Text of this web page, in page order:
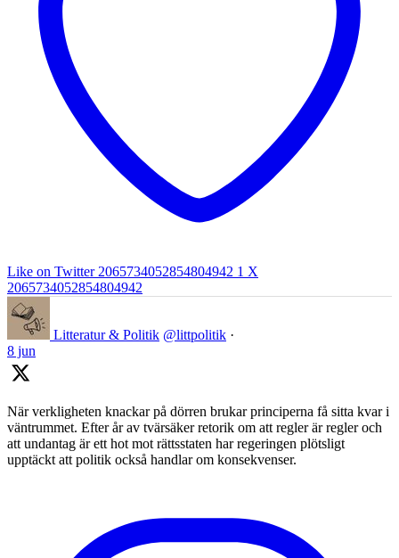
Like on Twitter 2065734052854804942 1 X
2065734052854804942
Litteratur & Politik @littpolitik ·
8 jun
När verkligheten knackar på dörren brukar principerna få sitta kvar i
väntrummet. Efter år av tvärsäker retorik om att regler är regler och
att undantag är ett hot mot rättsstaten har regeringen plötsligt
upptäckt att politik också handlar om konsekvenser.